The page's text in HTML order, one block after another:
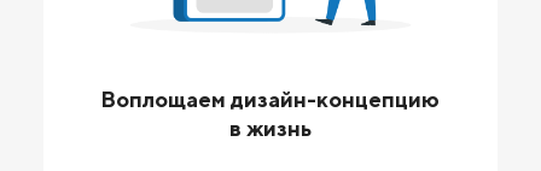
Воплощаем дизайн-концепцию
в жизнь